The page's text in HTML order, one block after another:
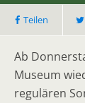
Teilen
Ab
Museum
regulären